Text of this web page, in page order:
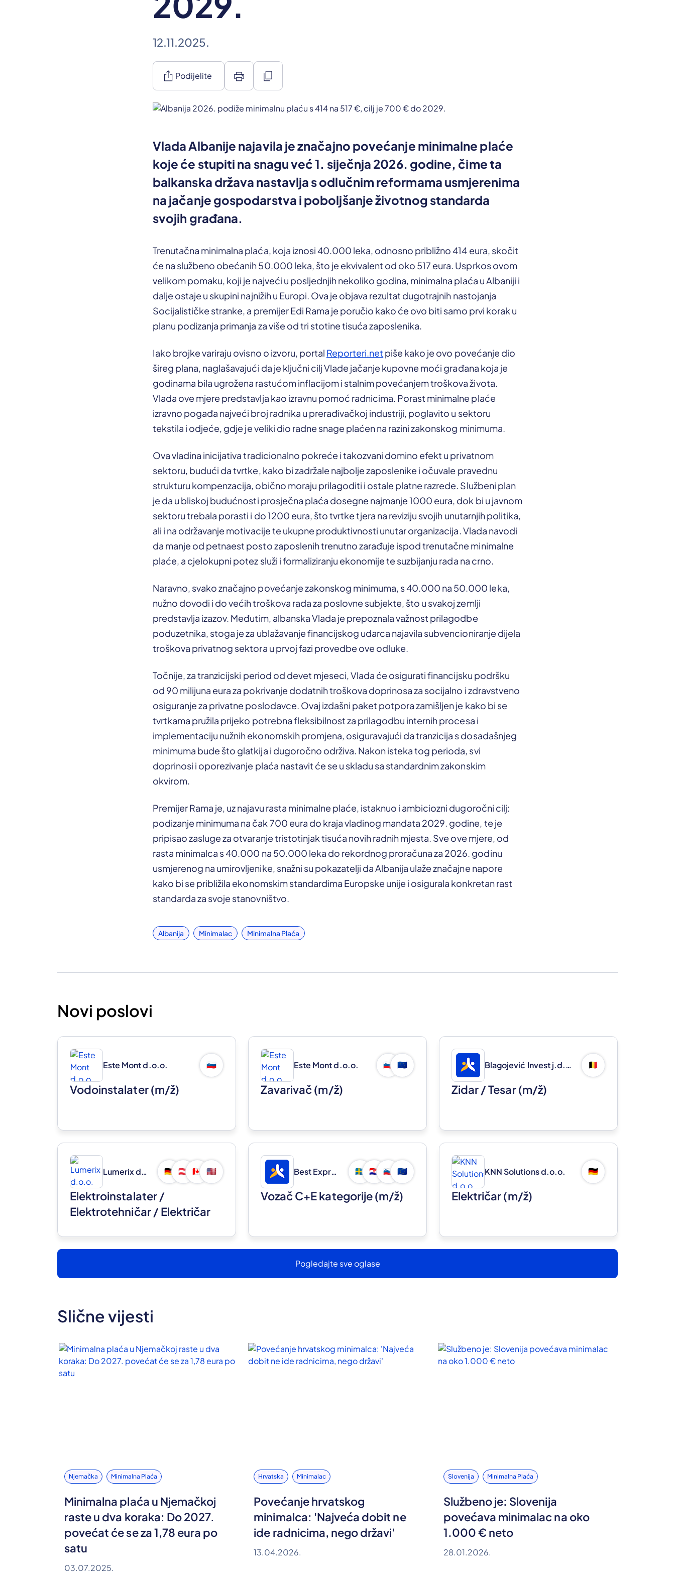
12.11.2025.
ios_share Podijelite print content_copy
Vlada Albanije najavila je značajno povećanje minimalne plaće
koje će stupiti na snagu već 1. siječnja 2026. godine, čime ta
balkanska država nastavlja s odlučnim reformama usmjerenima
na jačanje gospodarstva i poboljšanje životnog standarda
svojih građana.
Trenutačna minimalna plaća, koja iznosi 40.000 leka, odnosno približno 414 eura, skočit
će na službeno obećanih 50.000 leka, što je ekvivalent od oko 517 eura. Usprkos ovom
velikom pomaku, koji je najveći u posljednjih nekoliko godina, minimalna plaća u Albaniji i
dalje ostaje u skupini najnižih u Europi. Ova je objava rezultat dugotrajnih nastojanja
Socijalističke stranke, a premijer Edi Rama je poručio kako će ovo biti samo prvi korak u
planu podizanja primanja za više od tri stotine tisuća zaposlenika.
Iako brojke variraju ovisno o izvoru, portal Reporteri.net piše kako je ovo povećanje dio
šireg plana, naglašavajući da je ključni cilj Vlade jačanje kupovne moći građana koja je
godinama bila ugrožena rastućom inflacijom i stalnim povećanjem troškova života.
Vlada ove mjere predstavlja kao izravnu pomoć radnicima. Porast minimalne plaće
izravno pogađa najveći broj radnika u prerađivačkoj industriji, poglavito u sektoru
tekstila i odjeće, gdje je veliki dio radne snage plaćen na razini zakonskog minimuma.
Ova vladina inicijativa tradicionalno pokreće i takozvani domino efekt u privatnom
sektoru, budući da tvrtke, kako bi zadržale najbolje zaposlenike i očuvale pravednu
strukturu kompenzacija, obično moraju prilagoditi i ostale platne razrede. Službeni plan
je da u bliskoj budućnosti prosječna plaća dosegne najmanje 1000 eura, dok bi u javnom
sektoru trebala porasti i do 1200 eura, što tvrtke tjera na reviziju svojih unutarnjih politika,
ali i na održavanje motivacije te ukupne produktivnosti unutar organizacija. Vlada navodi
da manje od petnaest posto zaposlenih trenutno zarađuje ispod trenutačne minimalne
plaće, a cjelokupni potez služi i formaliziranju ekonomije te suzbijanju rada na crno.
Naravno, svako značajno povećanje zakonskog minimuma, s 40.000 na 50.000 leka,
nužno dovodi i do većih troškova rada za poslovne subjekte, što u svakoj zemlji
predstavlja izazov. Međutim, albanska Vlada je prepoznala važnost prilagodbe
poduzetnika, stoga je za ublažavanje financijskog udarca najavila subvencioniranje dijela
troškova privatnog sektora u prvoj fazi provedbe ove odluke.
Točnije, za tranzicijski period od devet mjeseci, Vlada će osigurati financijsku podršku
od 90 milijuna eura za pokrivanje dodatnih troškova doprinosa za socijalno i zdravstveno
osiguranje za privatne poslodavce. Ovaj izdašni paket potpora zamišljen je kako bi se
tvrtkama pružila prijeko potrebna fleksibilnost za prilagodbu internih procesa i
implementaciju nužnih ekonomskih promjena, osiguravajući da tranzicija s dosadašnjeg
minimuma bude što glatkija i dugoročno održiva. Nakon isteka tog perioda, svi
doprinosi i oporezivanje plaća nastavit će se u skladu sa standardnim zakonskim
okvirom.
Premijer Rama je, uz najavu rasta minimalne plaće, istaknuo i ambiciozni dugoročni cilj:
podizanje minimuma na čak 700 eura do kraja vladinog mandata 2029. godine, te je
pripisao zasluge za otvaranje tristotinjak tisuća novih radnih mjesta. Sve ove mjere, od
rasta minimalca s 40.000 na 50.000 leka do rekordnog proračuna za 2026. godinu
usmjerenog na umirovljenike, snažni su pokazatelji da Albanija ulaže značajne napore
kako bi se približila ekonomskim standardima Europske unije i osigurala konkretan rast
standarda za svoje stanovništvo.
Albanija Minimalac Minimalna Plaća
Novi poslovi
Este Mont d.o.o. 🇸🇮
Vodoinstalater(m/ž)
Este Mont d.o.o. 🇸🇮 🇪🇺
Zavarivač (m/ž)
Blagojević Invest j.d.o.o. 🇧🇪
Zidar / Tesar(m/ž)
Lumerix d.o.o. 🇩🇪 🇦🇹 🇨🇦 🇺🇸
Elektroinstalater /
Elektrotehničar / Električar
Best Express d.o.o. 🇸🇪 🇭🇷 🇸🇮 🇪🇺
Vozač C+E kategorije(m/ž)
KNN Solutions d.o.o. 🇩🇪
Električar(m/ž)
Pogledajte sve oglase
Slične vijesti
Njemačka Minimalna Plaća
Minimalna plaća u Njemačkoj
raste u dva koraka: Do 2027.
povećat će se za 1,78 eura po
satu
03.07.2025.
Hrvatska Minimalac
Povećanje hrvatskog
minimalca: 'Najveća dobit ne
ide radnicima, nego državi'
13.04.2026.
Slovenija Minimalna Plaća
Službeno je: Slovenija
povećava minimalac na oko
1.000 € neto
28.01.2026.